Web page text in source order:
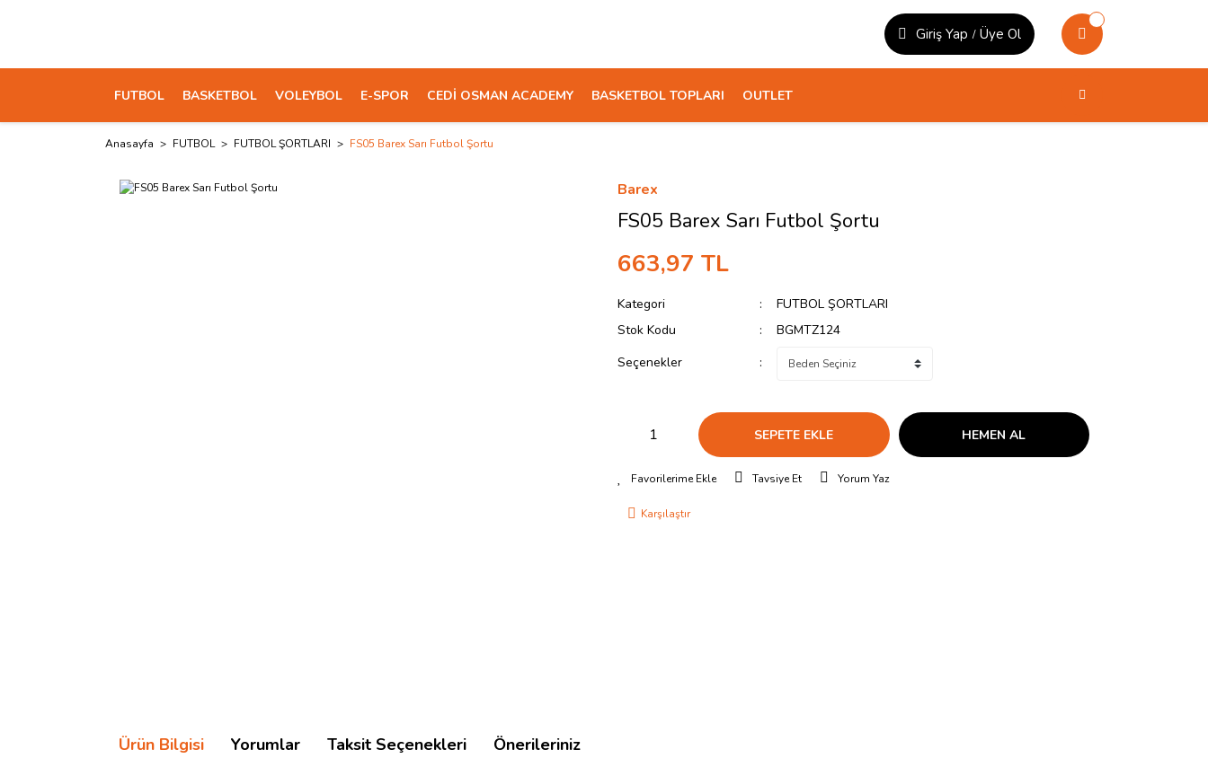
Giriş Yap / Üye Ol
FUTBOL BASKETBOL VOLEYBOL E-SPOR CEDİ OSMAN ACADEMY BASKETBOL TOPLARI OUTLET
Anasayfa FUTBOL FUTBOL ŞORTLARI FS05 Barex Sarı Futbol Şortu
Barex
FS05 Barex Sarı Futbol Şortu
663,97 TL
Kategori
FUTBOL ŞORTLARI
Stok Kodu
BGMTZ124
Seçenekler
SEPETE EKLE HEMEN AL
Tavsiye Et Yorum Yaz
Karşılaştır
Ürün Bilgisi Yorumlar Taksit Seçenekleri Önerileriniz